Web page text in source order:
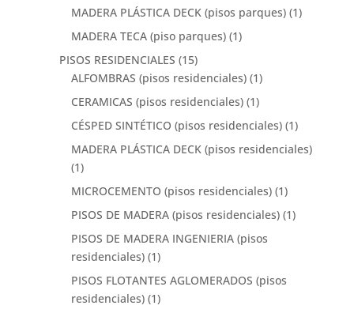
MADERA PLÁSTICA DECK (pisos parques) (1)
MADERA TECA (piso parques) (1)
PISOS RESIDENCIALES (15)
ALFOMBRAS (pisos residenciales) (1)
CERAMICAS (pisos residenciales) (1)
CÉSPED SINTÉTICO (pisos residenciales) (1)
MADERA PLÁSTICA DECK (pisos residenciales)
(1)
MICROCEMENTO (pisos residenciales) (1)
PISOS DE MADERA (pisos residenciales) (1)
PISOS DE MADERA INGENIERIA (pisos
residenciales) (1)
PISOS FLOTANTES AGLOMERADOS (pisos
residenciales) (1)